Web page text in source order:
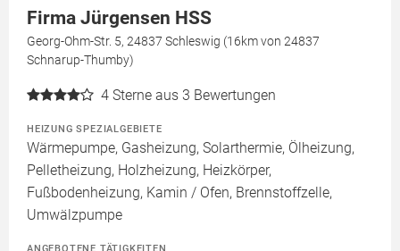
Firma Jürgensen HSS
Georg-Ohm-Str. 5, 24837 Schleswig (16km von 24837
Schnarup-Thumby)
4 Sterne aus 3 Bewertungen
HEIZUNG SPEZIALGEBIETE
Wärmepumpe, Gasheizung, Solarthermie, Ölheizung,
Pelletheizung, Holzheizung, Heizkörper,
Fußbodenheizung, Kamin / Ofen, Brennstoffzelle,
Umwälzpumpe